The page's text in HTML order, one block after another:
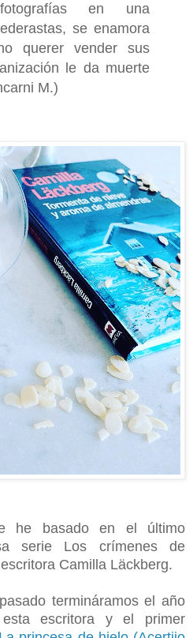
en una
se enamora
querer vender sus
le da muerte
M.)
he basado en el último
serie Los crímenes de
Camilla Läckberg.
termináramos el año
escritora y el primer